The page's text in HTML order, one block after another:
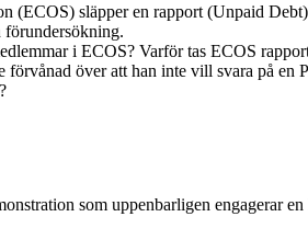
(ECOS) släpper en rapport (Unpaid
förundersökning.
i ECOS? Varför tas ECOS
förvånad över att han inte vill svara på
som uppenbarligen engagerar